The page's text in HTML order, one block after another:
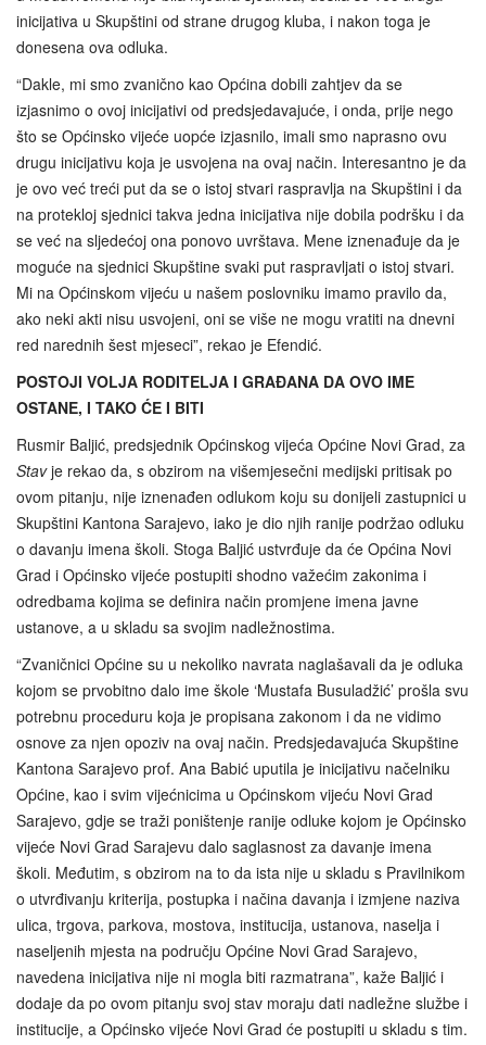
inicijativa u Skupštini od strane drugog kluba, i nakon toga je
donesena ova odluka.
“Dakle, mi smo zvanično kao Općina dobili zahtjev da se
izjasnimo o ovoj inicijativi od predsjedavajuće, i onda, prije nego
što se Općinsko vijeće uopće izjasnilo, imali smo naprasno ovu
drugu inicijativu koja je usvojena na ovaj način. Interesantno je da
je ovo već treći put da se o istoj stvari raspravlja na Skupštini i da
na protekloj sjednici takva jedna inicijativa nije dobila podršku i da
se već na sljedećoj ona ponovo uvrštava. Mene iznenađuje da je
moguće na sjednici Skupštine svaki put raspravljati o istoj stvari.
Mi na Općinskom vijeću u našem poslovniku imamo pravilo da,
ako neki akti nisu usvojeni, oni se više ne mogu vratiti na dnevni
red narednih šest mjeseci”, rekao je Efendić.
POSTOJI VOLJA RODITELJA I GRAĐANA DA OVO IME
OSTANE, I TAKO ĆE I BITI
Rusmir Baljić, predsjednik Općinskog vijeća Općine Novi Grad, za
Stavje rekao da, s obzirom na višemjesečni medijski pritisak po
ovom pitanju, nije iznenađen odlukom koju su donijeli zastupnici u
Skupštini Kantona Sarajevo, iako je dio njih ranije podržao odluku
o davanju imena školi. Stoga Baljić ustvrđuje da će Općina Novi
Grad i Općinsko vijeće postupiti shodno važećim zakonima i
odredbama kojima se definira način promjene imena javne
ustanove, a u skladu sa svojim nadležnostima.
“Zvaničnici Općine su u nekoliko navrata naglašavali da je odluka
kojom se prvobitno dalo ime škole ‘Mustafa Busuladžić’ prošla svu
potrebnu proceduru koja je propisana zakonom i da ne vidimo
osnove za njen opoziv na ovaj način. Predsjedavajuća Skupštine
Kantona Sarajevo prof. Ana Babić uputila je inicijativu načelniku
Općine, kao i svim vijećnicima u Općinskom vijeću Novi Grad
Sarajevo, gdje se traži poništenje ranije odluke kojom je Općinsko
vijeće Novi Grad Sarajevu dalo saglasnost za davanje imena
školi. Međutim, s obzirom na to da ista nije u skladu s Pravilnikom
o utvrđivanju kriterija, postupka i načina davanja i izmjene naziva
ulica, trgova, parkova, mostova, institucija, ustanova, naselja i
naseljenih mjesta na području Općine Novi Grad Sarajevo,
navedena inicijativa nije ni mogla biti razmatrana”, kaže Baljić i
dodaje da po ovom pitanju svoj stav moraju dati nadležne službe i
institucije, a Općinsko vijeće Novi Grad će postupiti u skladu s tim.